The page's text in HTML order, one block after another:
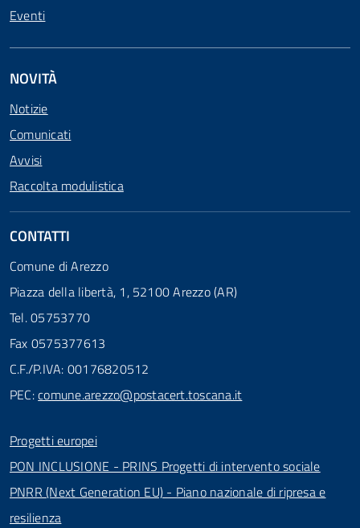
Eventi
NOVITÀ
Notizie
Comunicati
Avvisi
Raccolta modulistica
CONTATTI
Comune di Arezzo
Piazza della libertà, 1, 52100 Arezzo (AR)
Tel. 05753770
Fax 0575377613
C.F./P.IVA: 00176820512
PEC:comune.arezzo@postacert.toscana.it
Progetti europei
PON INCLUSIONE - PRINS Progetti di intervento sociale
PNRR (Next Generation EU) - Piano nazionale di ripresa e
resilienza